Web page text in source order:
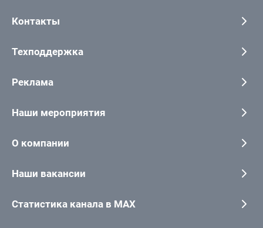
Контакты
Техподдержка
Реклама
Наши мероприятия
О компании
Наши вакансии
Статистика канала в MAX